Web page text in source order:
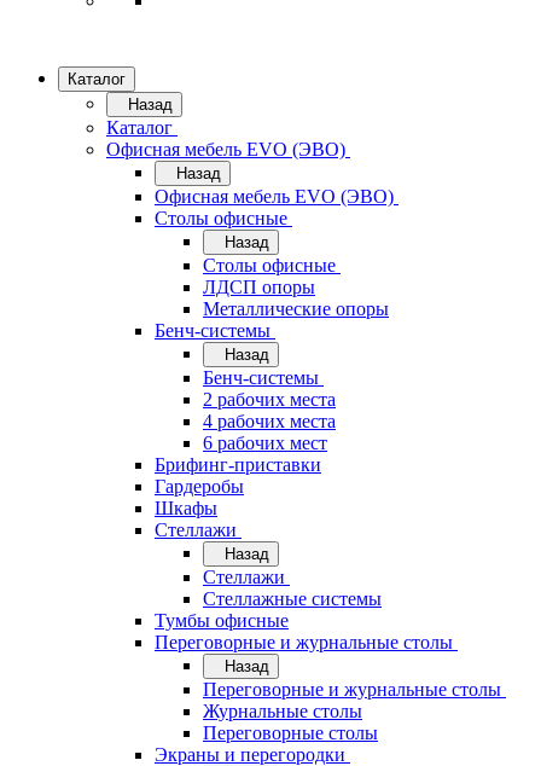
Каталог
Назад
Каталог
Офисная мебель EVO (ЭВО)
Назад
Офисная мебель EVO (ЭВО)
Cтолы офисные
Назад
Cтолы офисные
ЛДСП опоры
Металлические опоры
Бенч-системы
Назад
Бенч-системы
2 рабочих места
4 рабочих места
6 рабочих мест
Брифинг-приставки
Гардеробы
Шкафы
Стеллажи
Назад
Стеллажи
Стеллажные системы
Тумбы офисные
Переговорные и журнальные столы
Назад
Переговорные и журнальные столы
Журнальные столы
Переговорные столы
Экраны и перегородки